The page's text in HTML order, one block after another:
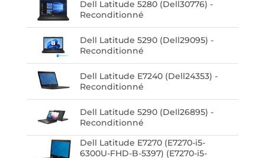
Dell Latitude 5280 (Dell30776) -
Reconditionné
Dell Latitude 5290 (Dell29095) -
Reconditionné
Dell Latitude E7240 (Dell24353) -
Reconditionné
Dell Latitude 5290 (Dell26895) -
Reconditionné
Dell Latitude E7270 (E7270-i5-
6300U-FHD-B-5397) (E7270-i5-